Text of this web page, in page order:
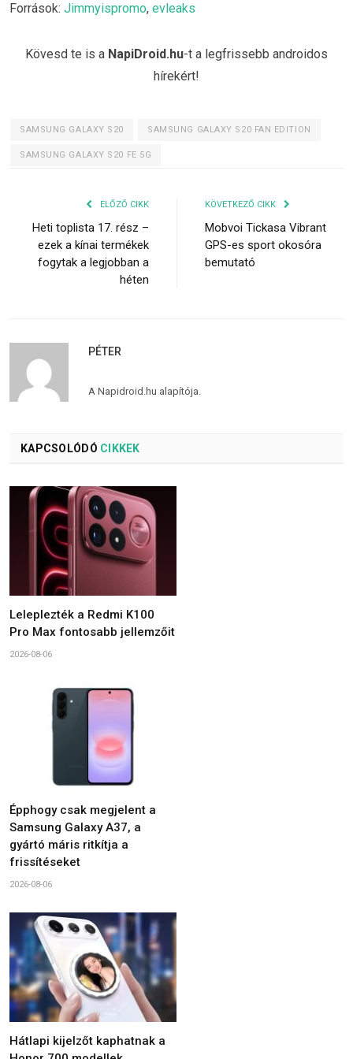
Források: Jimmyispromo, evleaks
Kövesd te is a NapiDroid.hu-t a legfrissebb androidos
hírekért!
SAMSUNG GALAXY S20 SAMSUNG GALAXY S20 FAN EDITION
SAMSUNG GALAXY S20 FE 5G
ELŐZŐ CIKK
Heti toplista 17. rész –
ezek a kínai termékek
fogytak a legjobban a
héten
KÖVETKEZŐ CIKK
Mobvoi Tickasa Vibrant
GPS-es sport okosóra
bemutató
PÉTER
A Napidroid.hu alapítója.
KAPCSOLÓDÓ CIKKEK
Leleplezték a Redmi K100
Pro Max fontosabb jellemzőit
2026-08-06
Épphogy csak megjelent a
Samsung Galaxy A37, a
gyártó máris ritkítja a
frissítéseket
2026-08-06
Hátlapi kijelzőt kaphatnak a